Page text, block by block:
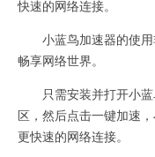
快速的网络连接。
小蓝鸟加速器的使用
畅享网络世界。
只需安装并打开小蓝
区，然后点击一键加速
更快速的网络连接。